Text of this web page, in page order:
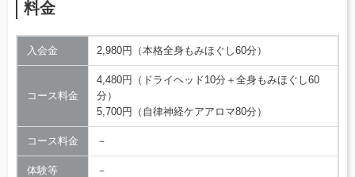
料金
入会金 2,980円（本格全身もみほぐし60分）
コース料金
4,480円（ドライヘッド10分＋全身もみほぐし60
分）
5,700円（自律神経ケアアロマ80分）
コース料金 －
体験等 －